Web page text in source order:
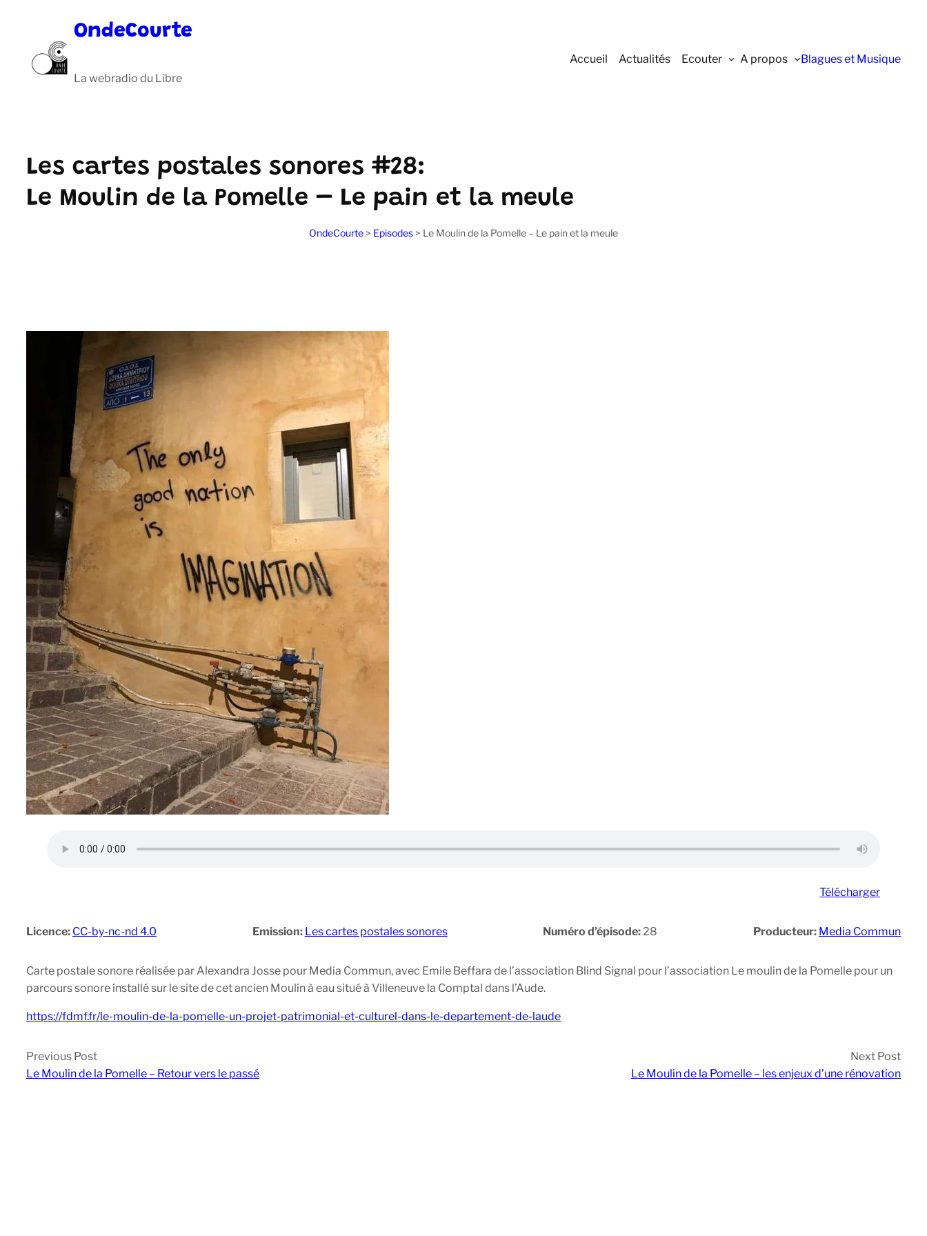
OndeCourte
La webradio du Libre
Accueil Actualités Ecouter A propos Blagues et Musique
Les cartes postales sonores #28:
Le Moulin de la Pomelle – Le pain et la meule
OndeCourte > Episodes > Le Moulin de la Pomelle – Le pain et la meule
Télécharger
Licence: CC-by-nc-nd 4.0 Emission: Les cartes postales sonores Numéro d’épisode:28 Producteur: Media Commun
Carte postale sonore réalisée par Alexandra Josse pour Media Commun, avec Emile Beffara de l’association Blind Signal pour l’association Le moulin de la Pomelle pour un
parcours sonore installé sur le site de cet ancien Moulin à eau situé à Villeneuve la Comptal dans l’Aude.
https://fdmf.fr/le-moulin-de-la-pomelle-un-projet-patrimonial-et-culturel-dans-le-departement-de-laude
Previous Post
Le Moulin de la Pomelle – Retour vers le passé
Next Post
Le Moulin de la Pomelle – les enjeux d’une rénovation